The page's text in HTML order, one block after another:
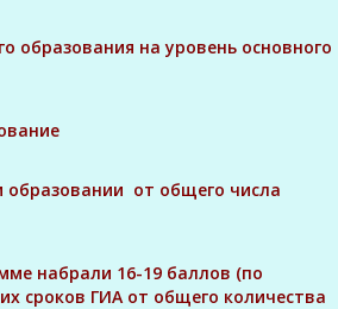
образования на уровень основного
от общего числа
набрали 16-19 баллов (по
сроков ГИА от общего количества